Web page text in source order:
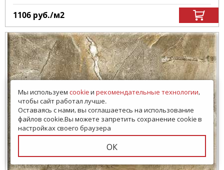
1106 руб./м2
Мы используем cookieи рекомендательные технологии,
чтобы сайт работал лучше.
Оставаясь с нами, вы соглашаетесь на использование
файлов cookie.Вы можете запретить сохранение cookie в
настройках своего браузера
ОК